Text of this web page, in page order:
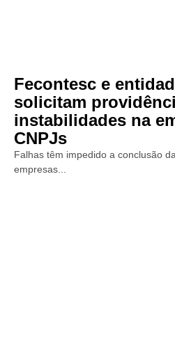
Fecontesc e
solicitam
instabilidades na
CNPJs
Falhas têm impedido a conclusão
empresas...